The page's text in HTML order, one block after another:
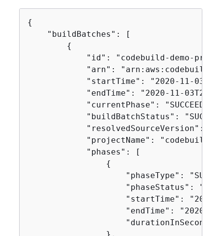
{
    "buildBatches": [
{
"id": "codebuild-demo-
"arn":
"startTime": "2020-11-
"endTime": "2020-11-
"currentPhase":
"buildBatchStatus":
"resolvedSourceVersion":
"projectName": "codebuild-
            "phases": [
{
"phaseType":
"phaseStatus":
"startTime":
"endTime": "2020-